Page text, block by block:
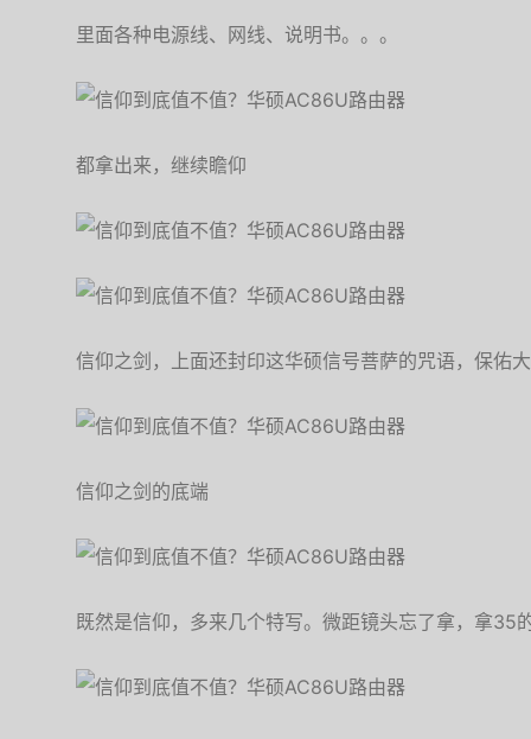
里面各种电源线、网线、说明书。。。
都拿出来，继续瞻仰
信仰之剑，上面还封印这华硕信号菩萨的咒语，保佑
信仰之剑的底端
既然是信仰，多来几个特写。微距镜头忘了拿，拿35